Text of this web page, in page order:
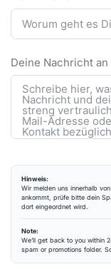
Deine Nachricht
Hinweis:
Wir melden uns innerhalb
ankommt, prüfe bitte dein
dort eingeordnet wird.
Note:
We’ll get back to you within
spam or promotions folder.